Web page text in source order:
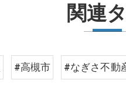
関連
#高槻市 #なぎさ不動